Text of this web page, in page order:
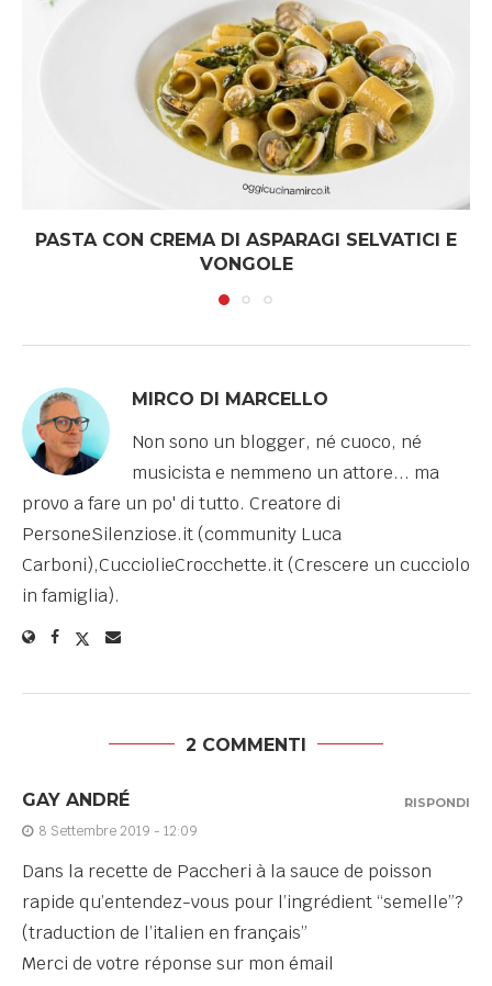
PASTA CON CREMA DI ASPARAGI SELVATICI E
VONGOLE
MIRCO DI MARCELLO
Non sono un blogger, né cuoco, né
musicista e nemmeno un attore... ma
provo a fare un po' di tutto. Creatore di
PersoneSilenziose.it (community Luca
Carboni),CucciolieCrocchette.it (Crescere un cucciolo
in famiglia).
2 COMMENTI
GAY ANDRÉ
8 Settembre 2019 - 12:09
Dans la recette de Paccheri à la sauce de poisson
rapide qu’entendez-vous pour l’ingrédient “semelle”?
(traduction de l’italien en français”
Merci de votre réponse sur mon émail
RISPONDI